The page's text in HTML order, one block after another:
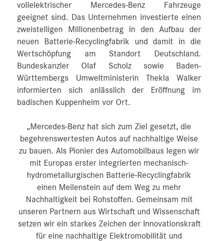
vollelektrischer Mercedes-Benz Fahrzeuge
geeignet sind. Das Unternehmen investierte einen
zweistelligen Millionenbetrag in den Aufbau der
neuen Batterie-Recyclingfabrik und damit in die
Wertschöpfung am Standort Deutschland.
Bundeskanzler Olaf Scholz sowie Baden-
Württembergs Umweltministerin Thekla Walker
informierten sich anlässlich der Eröffnung im
badischen Kuppenheim vor Ort.
„Mercedes-Benz hat sich zum Ziel gesetzt, die
begehrenswertesten Autos auf nachhaltige Weise
zu bauen. Als Pionier des Automobilbaus legen wir
mit Europas erster integrierten mechanisch-
hydrometallurgischen Batterie-Recyclingfabrik
einen Meilenstein auf dem Weg zu mehr
Nachhaltigkeit bei Rohstoffen. Gemeinsam mit
unseren Partnern aus Wirtschaft und Wissenschaft
setzen wir ein starkes Zeichen der Innovationskraft
für eine nachhaltige Elektromobilität und